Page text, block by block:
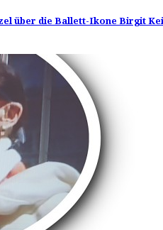
über die Ballett-Ikone Birgit